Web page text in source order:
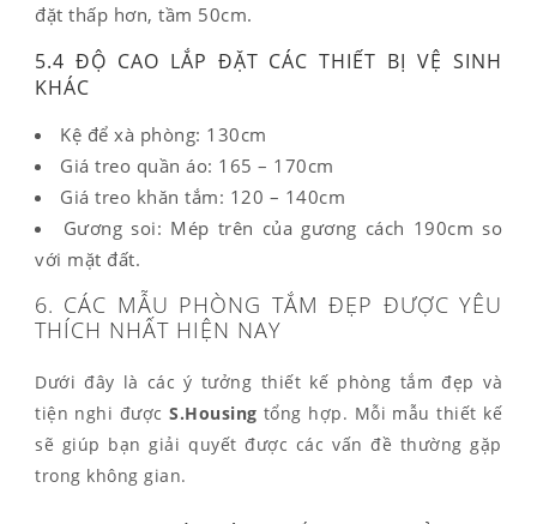
đặt thấp hơn, tầm 50cm.
5.4 ĐỘ CAO LẮP ĐẶT CÁC THIẾT BỊ VỆ SINH
KHÁC
Kệ để xà phòng: 130cm
Giá treo quần áo: 165 – 170cm
Giá treo khăn tắm: 120 – 140cm
Gương soi: Mép trên của gương cách 190cm so
với mặt đất.
6. CÁC MẪU PHÒNG TẮM ĐẸP ĐƯỢC YÊU
THÍCH NHẤT HIỆN NAY
Dưới đây là các ý tưởng thiết kế phòng tắm đẹp và
tiện nghi được S.Housing tổng hợp. Mỗi mẫu thiết kế
sẽ giúp bạn giải quyết được các vấn đề thường gặp
trong không gian.